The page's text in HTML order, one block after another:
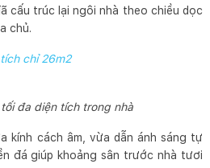
cấu trúc lại ngôi nhà theo chiều dọc
chủ.
chỉ 26m2
đa diện tích trong nhà
kính cách âm, vừa dẫn ánh sáng tự
đá giúp khoảng sân trước nhà tươi